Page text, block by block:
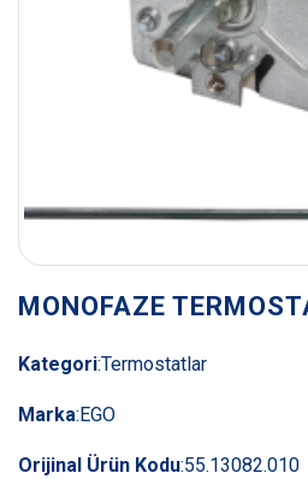
MONOFAZE
Kategori:Termostatlar
Marka: EGO
Orijinal Ürün Kodu:55.13082.010